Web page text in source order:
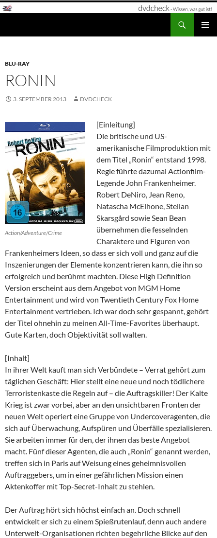
Zum
BLU-RAY
RONIN
3. SEPTEMBER 2013 DVDCHECK
Action/Adventure/Crime
[Einleitung]
Die britische und US-
amerikanische Filmproduktion mit
dem Titel „Ronin“ entstand 1998.
Regie führte dazumal Actionfilm-
Legende John Frankenheimer.
Robert DeNiro, Jean Reno,
Natascha McElhone, Stellan
Skarsgård sowie Sean Bean
übernehmen die fesselnden
Charaktere und Figuren von
Frankenheimers Ideen, so dass er sich voll und ganz auf die
Inszenierungen der Elemente konzentrieren kann, die ihn so
erfolgreich und berühmt machten. Diese High Definition
Version erscheint aus dem Angebot von MGM Home
Entertainment und wird von Twentieth Century Fox Home
Entertainment vertrieben. Ich war doch sehr gespannt, gehört
der Titel ohnehin zu meinen All-Time-Favorites überhaupt.
Gute Karten, doch Objektivität soll walten.
[Inhalt]
In ihrer Welt kauft man sich Verbündete – Verrat gehört zum
täglichen Geschäft: Hier stellt eine neue und noch tödlichere
Terroristenkaste die Regeln auf – die Auftragskiller! Der Kalte
Krieg ist zwar vorbei, aber an den unsichtbaren Fronten der
neuen Welt operiert eine Gruppe von Undercoveragenten, die
sich auf Überwachung, Aufspüren und Überfälle spezialisieren.
Sie arbeiten immer für den, der ihnen das beste Angebot
macht. Fünf dieser Agenten, die auch „Ronin“ genannt werden,
treffen sich in Paris auf Weisung eines geheimnisvollen
Auftraggebers, um in einer gefährlichen Mission einen
Aktenkoffer mit Top-Secret-Inhalt zu stehlen.
Der Auftrag hört sich höchst einfach an. Doch schnell
entwickelt er sich zu einem Spießrutenlauf, denn auch andere
Unterwelt-Organisationen richten begehrliche Blicke auf den